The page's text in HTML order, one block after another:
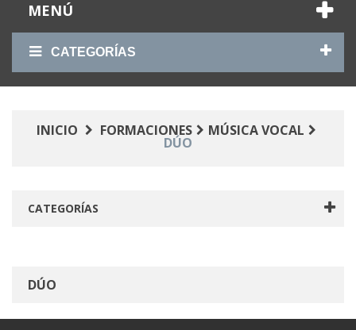
MENÚ
CATEGORÍAS
INICIO FORMACIONES MÚSICA VOCAL
DÚO
CATEGORÍAS
DÚO